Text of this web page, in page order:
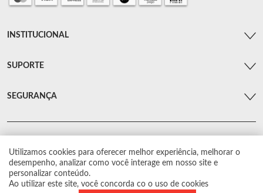
Utilizamos cookies para oferecer melhor experiência, melhorar o
desempenho, analizar como você interage em nosso site e
personalizar conteúdo.
Ao utilizar este site, você concorda co o uso de cookies
INSTITUCIONAL
SUPORTE
SEGURANÇA
© Arsenal Car. Todos os direitos reservados.
Proibida reprodução total ou parcial. Preços e estoque sujeito a alterações sem
aviso prévio.